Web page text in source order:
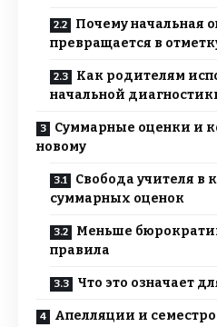
Почему начальная
превращается в
Как родителям
начальной
Суммарные оценки и
новому
Свобода учителя в
суммарных оценок
Меньше
правила
Что это означает
Апелляции и